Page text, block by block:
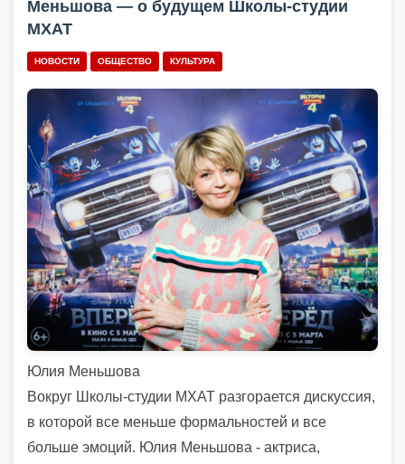
Меньшова — о будущем Школы-студии
МХАТ
НОВОСТИ ОБЩЕСТВО КУЛЬТУРА
Юлия Меньшова
Вокруг Школы-студии МХАТ разгорается дискуссия,
в которой все меньше формальностей и все
больше эмоций. Юлия Меньшова - актриса,